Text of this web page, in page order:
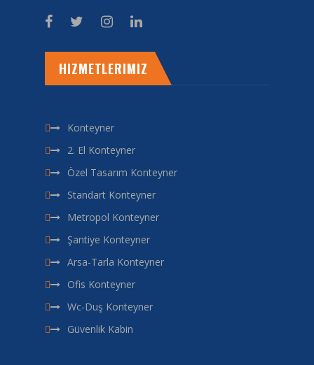
HIZMETLERIMIZ
Konteyner
2. El Konteyner
Özel Tasarım Konteyner
Standart Konteyner
Metropol Konteyner
Şantiye Konteyner
Arsa-Tarla Konteyner
Ofis Konteyner
Wc-Duş Konteyner
Güvenlik Kabin